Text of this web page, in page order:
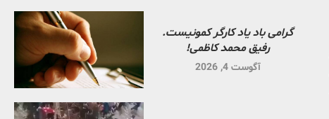
گرامی باد یاد کارگر کمونیست.
رفیق محمد کاظمی!
آگوست 4, 2026